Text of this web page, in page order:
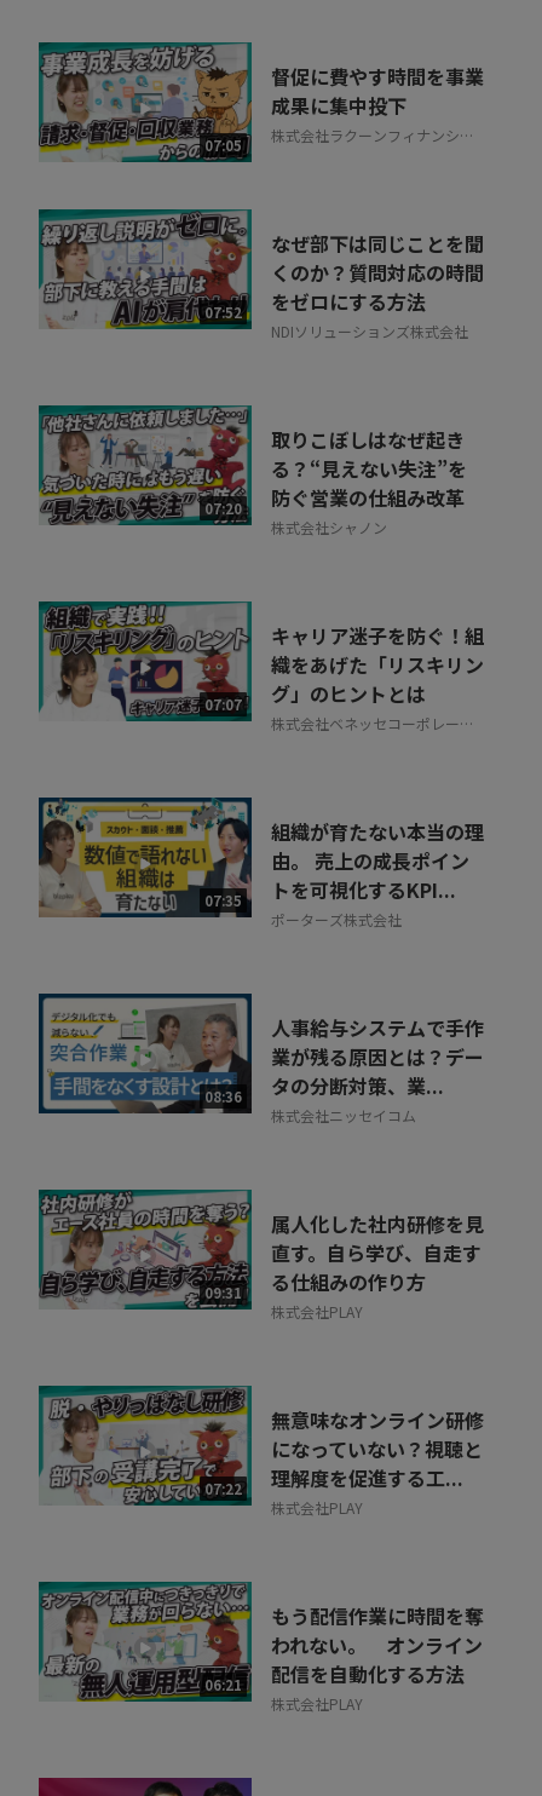
07:05
督促に費やす時間を事業
成果に集中投下
株式会社ラクーンフィナンシャ
07:52
なぜ部下は同じことを聞
くのか？質問対応の時間
をゼロにする方法
NDIソリューションズ株式会社
07:20
取りこぼしはなぜ起き
る？“見えない失注”を
防ぐ営業の仕組み改革
株式会社シャノン
07:07
キャリア迷子を防ぐ！組
織をあげた「リスキリン
グ」のヒントとは
株式会社ベネッセコーポレーシ
07:35
組織が育たない本当の理
由。 売上の成長ポイン
トを可視化するKPI...
ポーターズ株式会社
08:36
人事給与システムで手作
業が残る原因とは？デー
タの分断対策、業...
株式会社ニッセイコム
09:31
属人化した社内研修を見
直す。自ら学び、自走す
る仕組みの作り方
株式会社PLAY
07:22
無意味なオンライン研修
になっていない？視聴と
理解度を促進する工...
株式会社PLAY
06:21
もう配信作業に時間を奪
われない。 オンライン
配信を自動化する方法
株式会社PLAY